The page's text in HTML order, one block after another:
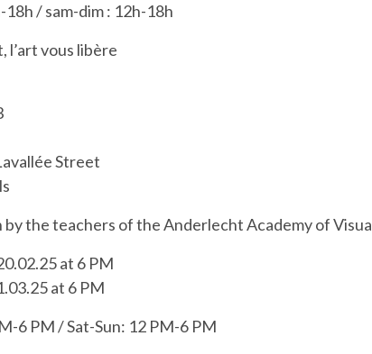
18h / sam-dim : 12h-18h
l’art vous libère
Street
by the teachers of the Anderlecht Academy of
at 6 PM
at 6 PM
6 PM / Sat-Sun: 12 PM-6 PM